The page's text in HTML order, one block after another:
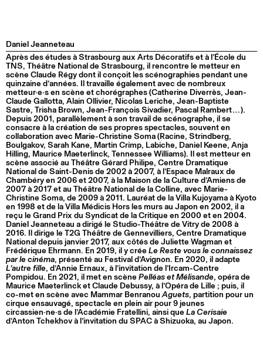
Daniel Jeanneteau
Après des études à Strasbourg aux Arts Décoratifs et à l’École du
TNS, Théâtre National de Strasbourg, il rencontre le metteur en
scène Claude Régy dont il conçoit les scénographies pendant une
quinzaine d’années. Il travaille également avec de nombreux
metteur·e·s en scène et chorégraphes (Catherine Diverrès, Jean-
Claude Gallotta, Alain Ollivier, Nicolas Leriche, Jean-Baptiste
Sastre, Trisha Brown, Jean-François Sivadier, Pascal Rambert…).
Depuis 2001, parallèlement à son travail de scénographe, il se
consacre à la création de ses propres spectacles, souvent en
collaboration avec Marie-Christine Soma (Racine, Strindberg,
Boulgakov, Sarah Kane, Martin Crimp, Labiche, Daniel Keene, Anja
Hilling, Maurice Maeterlinck, Tennessee Williams). Il est metteur en
scène associé au Théâtre Gérard Philipe, Centre Dramatique
National de Saint-Denis de 2002 à 2007, à l’Espace Malraux de
Chambéry en 2006 et 2007, à la Maison de la Culture d’Amiens de
2007 à 2017 et au Théâtre National de la Colline, avec Marie-
Christine Soma, de 2009 à 2011. Lauréat de la Villa Kujoyama à Kyoto
en 1998 et de la Villa Médicis Hors les murs au Japon en 2002, il a
reçu le Grand Prix du Syndicat de la Critique en 2000 et en 2004.
Daniel Jeanneteau a dirigé le Studio-Théâtre de Vitry de 2008 à
2016. Il dirige le T2G Théâtre de Gennevilliers, Centre Dramatique
National depuis janvier 2017, aux côtés de Juliette Wagman et
Frédérique Ehrmann. En 2019, il y crée Le Reste vous le connaissez
par le cinéma, présenté au Festival d’Avignon. En 2020, il adapte
L’autre fille, d’Annie Ernaux, à l’invitation de l’Ircam-Centre
Pompidou. En 2021, il met en scène Pelléas et Mélisande, opéra de
Maurice Maeterlinck et Claude Debussy, à l’Opéra de Lille ; puis, il
co-met en scène avec Mammar BenranouAguets, partition pour un
cirque ensauvagé, spectacle en plein air pour 9 jeunes
circassien·ne·s de l’Académie Fratellini, ainsi que La Cerisaie
d’Anton Tchekhov à l’invitation du SPAC à Shizuoka, au Japon.